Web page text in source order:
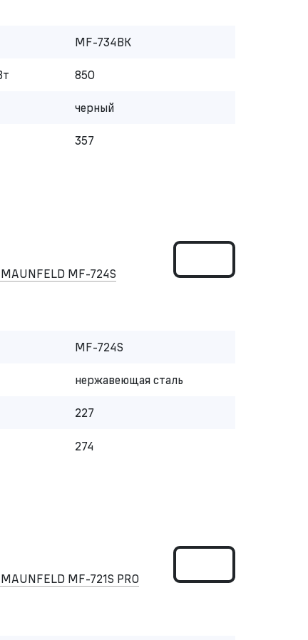
MF-734BK
850
черный
357
MF-724S
MF-724S
нержавеющая сталь
227
274
MF-721S PRO